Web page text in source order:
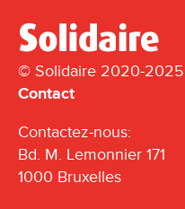
© Solidaire 2020-2025
Contact
Contactez-nous:
Bd. M. Lemonnier 171
1000 Bruxelles